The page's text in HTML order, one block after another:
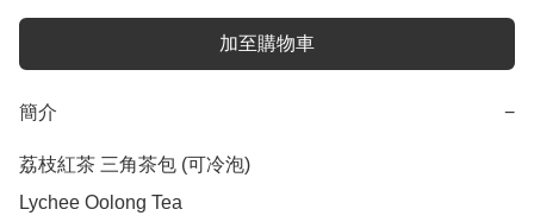
加至購物車
簡介 −
荔枝紅茶 三角茶包 (可冷泡)
Lychee Oolong Tea